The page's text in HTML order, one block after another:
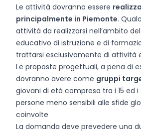
Le attività dovranno essere
principalmente in Piemonte.
attività da realizzarsi nell’ambito
educativo di istruzione e di
trattarsi esclusivamente di attività
Le proposte progettuali, a pena di
dovranno avere come gruppi
giovani di età compresa tra i 15 ed
persone meno sensibili alle sfide
coinvolte
La domanda deve prevedere una